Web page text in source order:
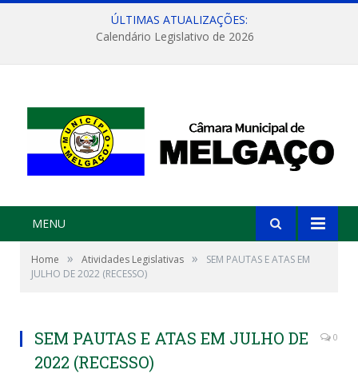
ÚLTIMAS ATUALIZAÇÕES:
Calendário Legislativo de 2026
MENU
Home » Atividades Legislativas »
SEM PAUTAS E ATAS EM
JULHO DE 2022 (RECESSO)
SEM PAUTAS E ATAS EM JULHO DE
2022 (RECESSO)
0